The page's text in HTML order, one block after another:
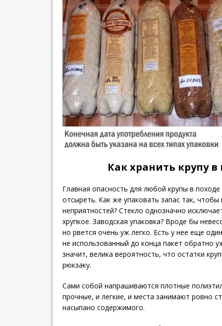
Как хранить крупу в
Главная опасность для любой крупы в походе
отсыреть. Как же упаковать запас так, чтобы
неприятностей? Стекло однозначно
хрупкое. Заводская упаковка? Вроде бы
но рвется очень уж легко. Есть у нее еще
не использованный до конца пакет обратно
значит, велика вероятность, что остатки
рюкзаку.
Сами собой напрашиваются плотные
прочные, и легкие, и места занимают ровно
насыпано содержимого.